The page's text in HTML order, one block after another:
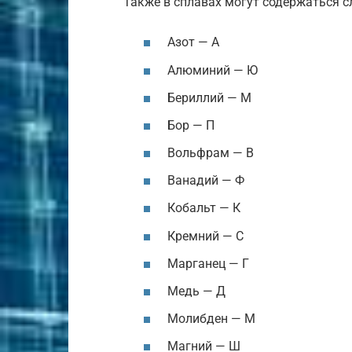
Азот — А
Алюминий — Ю
Бериллий — М
Бор — П
Вольфрам — В
Ванадий — Ф
Кобальт — К
Кремний — С
Марганец — Г
Медь — Д
Молибден — М
Магний — Ш